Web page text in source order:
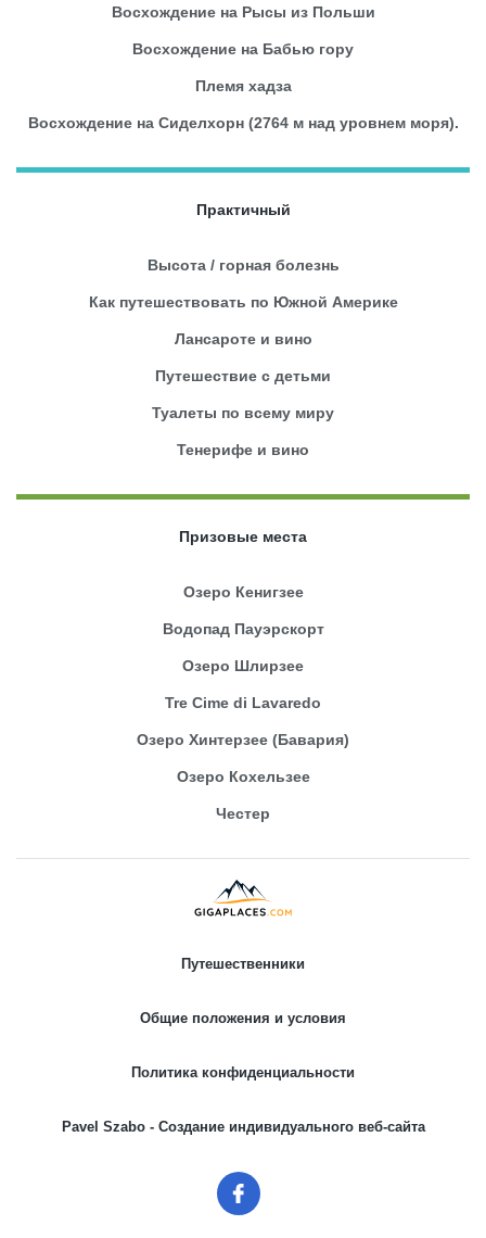
Восхождение на Рысы из Польши
Восхождение на Бабью гору
Племя хадза
Восхождение на Сиделхорн (2764 м над уровнем моря).
Практичный
Высота / горная болезнь
Как путешествовать по Южной Америке
Лансароте и вино
Путешествие с детьми
Туалеты по всему миру
Тенерифе и вино
Призовые места
Озеро Кенигзее
Водопад Пауэрскорт
Озеро Шлирзее
Tre Cime di Lavaredo
Озеро Хинтерзее (Бавария)
Озеро Кохельзее
Честер
Путешественники
Общие положения и условия
Политика конфиденциальности
Pavel Szabo - Создание индивидуального веб-сайта